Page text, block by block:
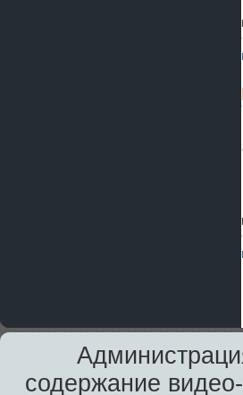
содержание